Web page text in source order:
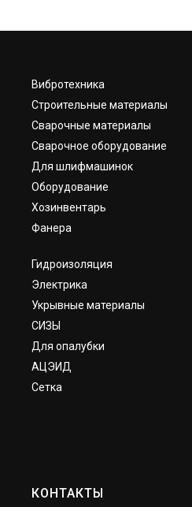
Вибротехника
Строительные материалы
Сварочные материалы
Сварочное оборудование
Для шлифмашинок
Оборудование
Хозинвентарь
Фанера
Гидроизоляция
Электрика
Укрывные материалы
СИЗЫ
Для опалубки
АЦЭИД
Сетка
КОНТАКТЫ